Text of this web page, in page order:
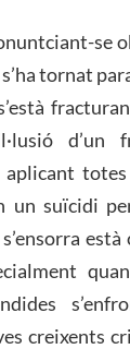
se
tornat
d’un
un suïcidi
creixents